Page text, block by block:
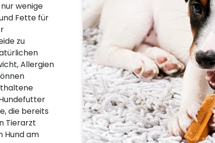
wenige
Fette für
zu
Allergien
die bereits
Tierarzt
Hund am